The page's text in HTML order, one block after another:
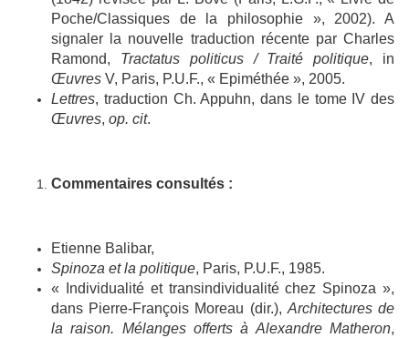
Poche/Classiques de la philosophie », 2002). A
signaler la nouvelle traduction récente par Charles
Ramond, Tractatus politicus / Traité politique, in
Œuvres V, Paris, P.U.F., « Epiméthée », 2005.
Lettres, traduction Ch. Appuhn, dans le tome IV des
Œuvres, op. cit.
Commentaires consultés :
Etienne Balibar,
Spinoza et la politique, Paris, P.U.F., 1985.
« Individualité et transindividualité chez Spinoza »,
dans Pierre-François Moreau (dir.), Architectures de
la raison. Mélanges offerts à Alexandre Matheron,